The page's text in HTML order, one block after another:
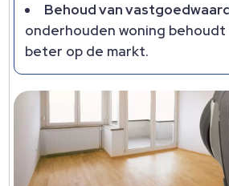
Behoud van
onderhouden woning behoudt
beter op de markt.